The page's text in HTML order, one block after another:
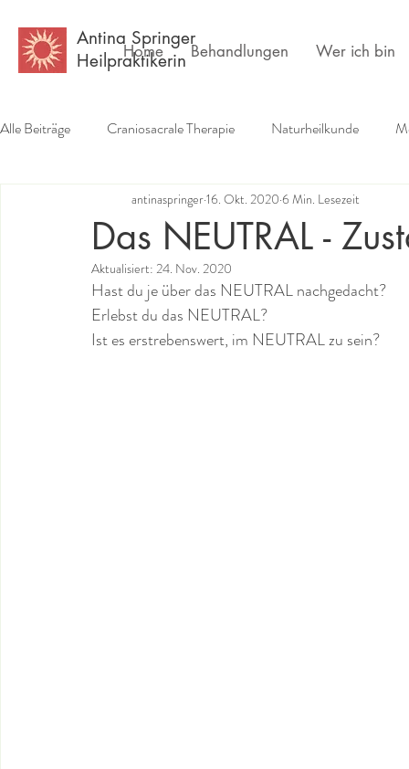
Antina Springer
Heilpraktikerin
Home Behandlungen Wer ich bin
Alle Beiträge Craniosacrale Therapie Naturheilkunde
Erfahrungsberichte Buchempfehlungen Psychlogie
Das NEUTRAL -
antinaspringer16. Okt. 2020 6 Min. Lesezeit
Aktualisiert: 24. Nov. 2020
Hast du je über das NEUTRAL nachgedacht?
Erlebst du das NEUTRAL?
Ist es erstrebenswert, im NEUTRAL zu sein?